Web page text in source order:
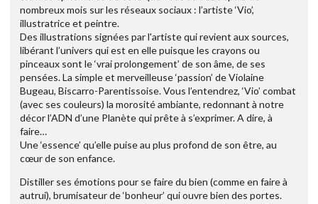
nombreux mois sur les réseaux sociaux : l’artiste ‘Vio’,
illustratrice et peintre.
Des illustrations signées par l'artiste qui revient aux sources,
libérant l’univers qui est en elle puisque les crayons ou
pinceaux sont le ‘vrai prolongement’ de son âme, de ses
pensées. La simple et merveilleuse ‘passion’ de Violaine
Bugeau, Biscarro-Parentissoise. Vous l’entendrez, ‘Vio’ combat
(avec ses couleurs) la morosité ambiante, redonnant à notre
décor l’ADN d’une Planète qui prête à s’exprimer. A dire, à
faire…
Une ‘essence’ qu’elle puise au plus profond de son être, au
cœur de son enfance.
Distiller ses émotions pour se faire du bien (comme en faire à
autrui), brumisateur de ‘bonheur’ qui ouvre bien des portes.